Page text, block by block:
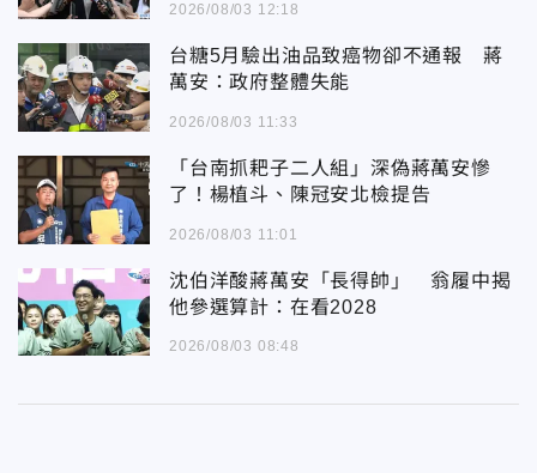
2026/08/03 12:18
台糖5月驗出油品致癌物卻不通報 蔣
萬安：政府整體失能
2026/08/03 11:33
「台南抓耙子二人組」深偽蔣萬安慘
了！楊植斗、陳冠安北檢提告
2026/08/03 11:01
沈伯洋酸蔣萬安「長得帥」 翁履中揭
他參選算計：在看2028
2026/08/03 08:48